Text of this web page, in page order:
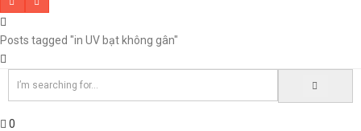
Posts tagged "in UV bạt không gân"
0